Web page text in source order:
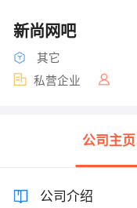
新尚网吧
其它
私营企业
公司主页
公司介绍